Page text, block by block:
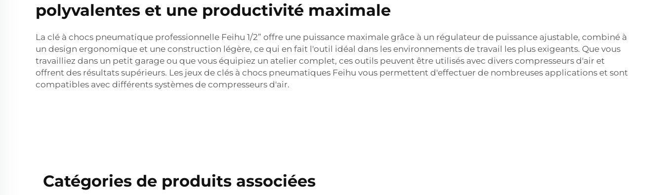
polyvalentes et une productivité maximale
La clé à chocs pneumatique professionnelle Feihu 1/2” offre une puissance maximale grâce à un régulateur de puissance ajustable, combiné à
un design ergonomique et une construction légère, ce qui en fait l'outil idéal dans les environnements de travail les plus exigeants. Que vous
travailliez dans un petit garage ou que vous équipiez un atelier complet, ces outils peuvent être utilisés avec divers compresseurs d'air et
offrent des résultats supérieurs. Les jeux de clés à chocs pneumatiques Feihu vous permettent d'effectuer de nombreuses applications et sont
compatibles avec différents systèmes de compresseurs d'air.
Catégories de produits associées